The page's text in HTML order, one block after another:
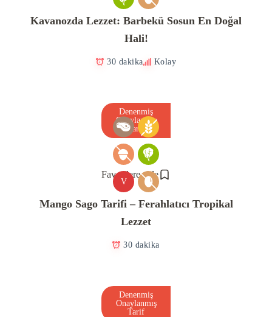
Kavanozda Lezzet: Barbekü Sosun En Doğal
Hali!
30 dakika Kolay
Favorilere ekle
Denenmiş
Onaylanmış
Tarif
V
Mango Sago Tarifi – Ferahlatıcı Tropikal
Lezzet
30 dakika
Denenmiş
Onaylanmış
Tarif